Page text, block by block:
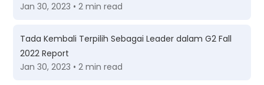
Jan 30, 2023 • 2 min read
Tada Kembali Terpilih Sebagai Leader dalam G2 Fall
2022 Report
Jan 30, 2023 • 2 min read